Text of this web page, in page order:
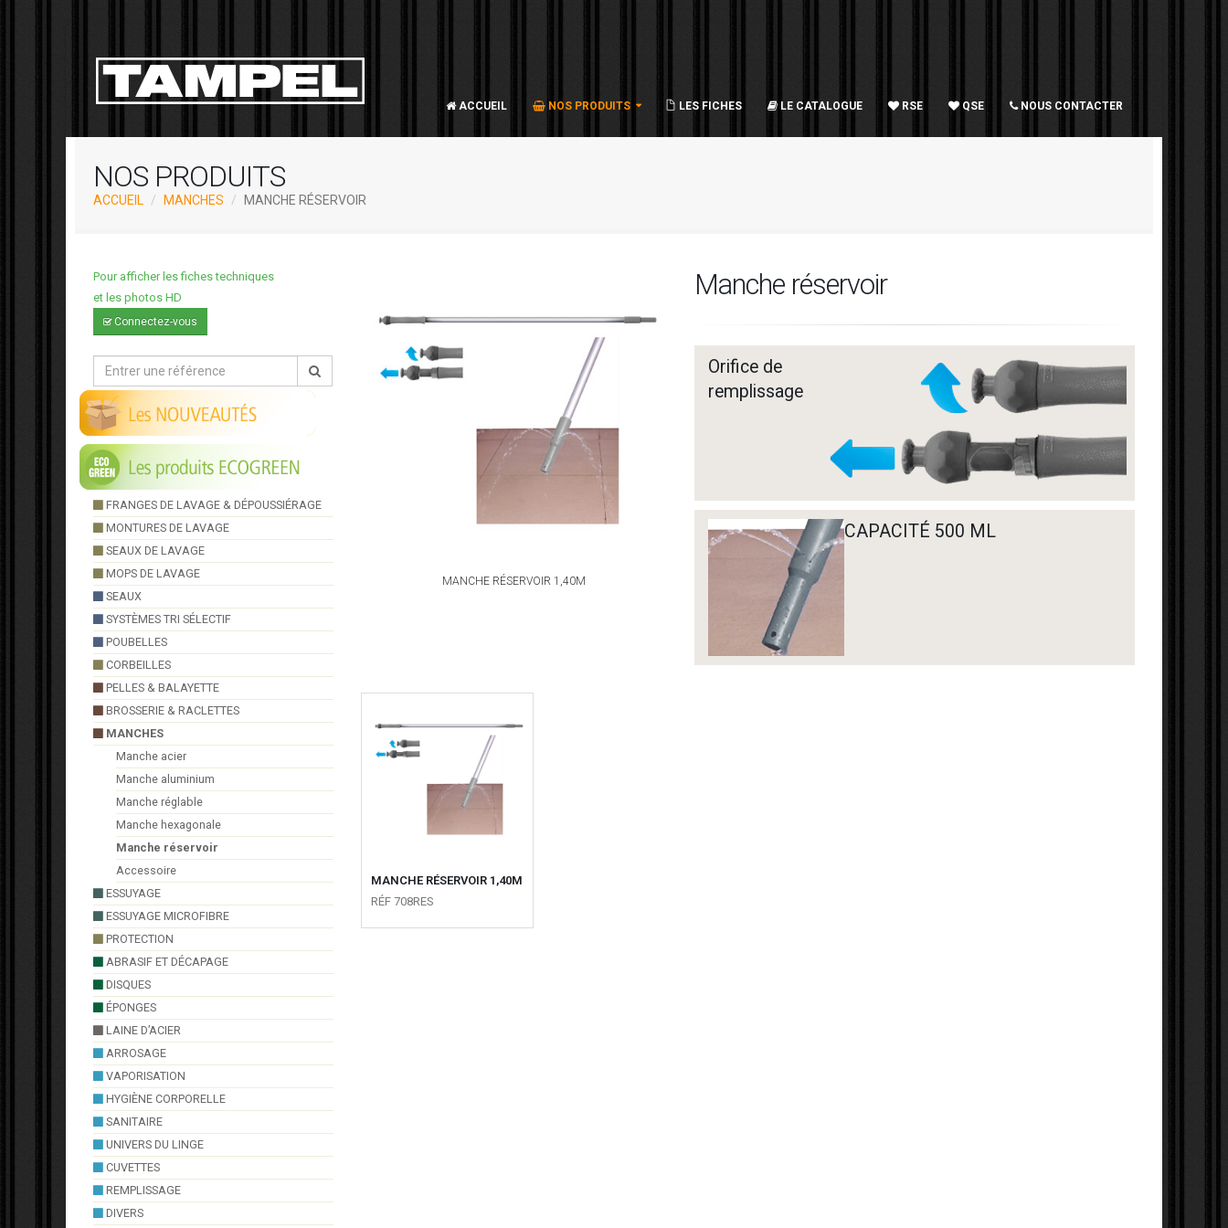
ACCUEIL NOS PRODUITS LES FICHES LE CATALOGUE RSE QSE NOUS CONTACTER
NOS PRODUITS
ACCUEIL MANCHES MANCHE RÉSERVOIR
Pour afficher les fiches techniques
et les photos HD
Connectez-vous
FRANGES DE LAVAGE & DÉPOUSSIÉRAGE
MONTURES DE LAVAGE
SEAUX DE LAVAGE
MOPS DE LAVAGE
SEAUX
SYSTÈMES TRI SÉLECTIF
POUBELLES
CORBEILLES
PELLES & BALAYETTE
BROSSERIE & RACLETTES
MANCHES
Manche acier
Manche aluminium
Manche réglable
Manche hexagonale
Manche réservoir
Accessoire
ESSUYAGE
ESSUYAGE MICROFIBRE
PROTECTION
ABRASIF ET DÉCAPAGE
DISQUES
ÉPONGES
LAINE D’ACIER
ARROSAGE
VAPORISATION
HYGIÈNE CORPORELLE
SANITAIRE
UNIVERS DU LINGE
CUVETTES
REMPLISSAGE
DIVERS
MANCHE RÉSERVOIR 1,40M
Manche réservoir
Orifice de
remplissage
CAPACITÉ 500 ML
MANCHE RÉSERVOIR 1,40M
RÉF 708RES